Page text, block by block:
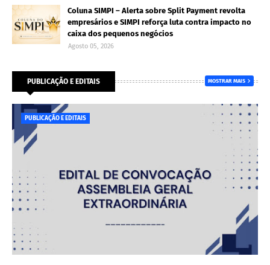
Coluna SIMPI – Alerta sobre Split Payment revolta
empresários e SIMPI reforça luta contra impacto no
caixa dos pequenos negócios
Agosto 05, 2026
PUBLICAÇÃO E EDITAIS MOSTRAR MAIS
PUBLICAÇÃO E EDITAIS